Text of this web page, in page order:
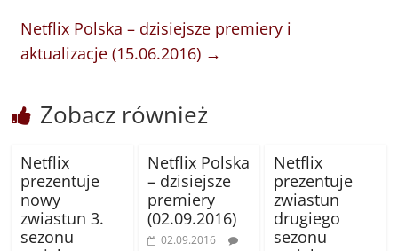
Netflix Polska – dzisiejsze premiery i
aktualizacje (15.06.2016) →
Zobacz również
Netflix
prezentuje
nowy
zwiastun 3.
sezonu
Netflix Polska
– dzisiejsze
premiery
(02.09.2016)
02.09.2016
Netflix
prezentuje
zwiastun
drugiego
sezonu